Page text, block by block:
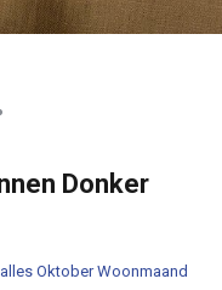
Donker
Oktober Woonmaand